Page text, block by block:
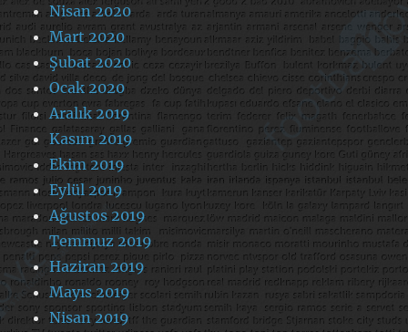
Nisan 2020
Mart 2020
Şubat 2020
Ocak 2020
Aralık 2019
Kasım 2019
Ekim 2019
Eylül 2019
Ağustos 2019
Temmuz 2019
Haziran 2019
Mayıs 2019
Nisan 2019